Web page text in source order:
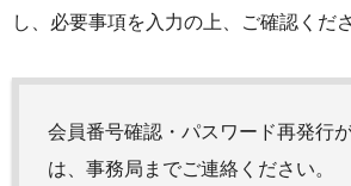
し、必要事項を入力の上、ご確認くださ
会員番号確認・パスワード再発行
は、事務局までご連絡ください。